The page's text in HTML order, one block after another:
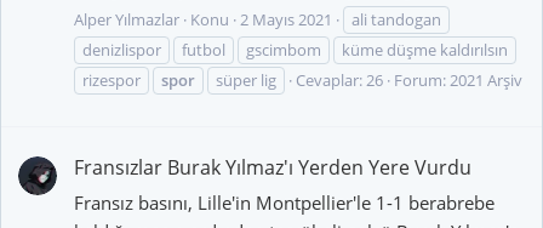
Alper Yılmazlar Konu 2 Mayıs 2021
ali tandogan
denizlispor
futbol gscimbom
küme düşme kaldırılsın
rizespor
spor süper lig Cevaplar: 26 Forum:2021 Arşiv
Fransızlar Burak Yılmaz'ı Yerden Yere Vurdu
Fransız basını, Lille'in Montpellier'le 1-1 berabrebe